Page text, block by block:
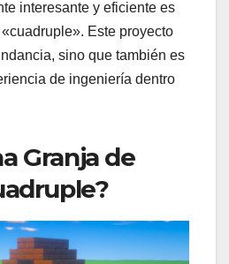
interesante y eficiente es
Este proyecto
sino que también es
de ingeniería dentro
Granja de